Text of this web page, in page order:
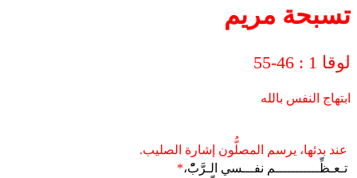
تسبحة مريم
لوقا 1 : 46-55
ابتهاج النفس بالله
عند بدئها، يرسم المصلُّون إشارة الصليب.
تـعـظِّـــــــــــم نفـــسي الـرَّبّْ،*